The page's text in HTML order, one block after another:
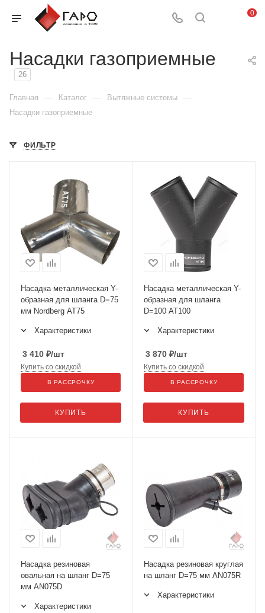
0
Насадки газоприемные
26
Главная — Каталог — Вытяжные системы —
Насадки газоприемные
ФИЛЬТР
Насадка металлическая Y-
образная для шланга D=75
мм Nordberg AT75
Характеристики
3 410 ₽/шт
КУПИТЬ
Купить со скидкой
В РАССРОЧКУ
Насадка металлическая Y-
образная для шланга
D=100 AT100
Характеристики
3 870 ₽/шт
КУПИТЬ
Купить со скидкой
В РАССРОЧКУ
Насадка резиновая
овальная на шланг D=75
мм AN075D
Характеристики
Насадка резиновая круглая
на шланг D=75 мм AN075R
Характеристики